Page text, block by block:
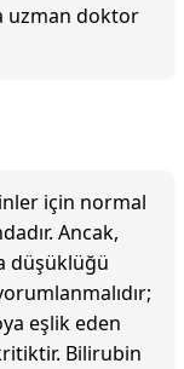
uzman doktor
için normal
Ancak,
düşüklüğü
eşlik eden
Bilirubin